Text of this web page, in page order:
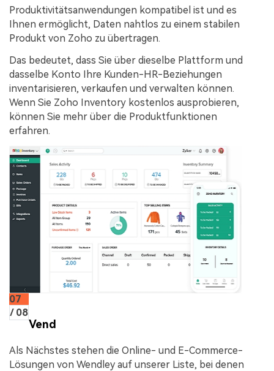
Produktivitätsanwendungen kompatibel ist und es
Ihnen ermöglicht, Daten nahtlos zu einem stabilen
Produkt von Zoho zu übertragen.
Das bedeutet, dass Sie über dieselbe Plattform und
dasselbe Konto Ihre Kunden-HR-Beziehungen
inventarisieren, verkaufen und verwalten können.
Wenn Sie Zoho Inventory kostenlos ausprobieren,
können Sie mehr über die Produktfunktionen
erfahren.
07
/ 08
Vend
Als Nächstes stehen die Online- und E-Commerce-
Lösungen von Wendley auf unserer Liste, bei denen